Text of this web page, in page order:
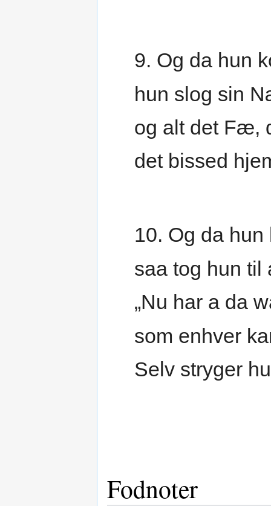
9. Og da hun
hun slog sin
og alt det Fæ,
det bissed
10. Og da
saa tog hun til
„Nu har a da
som enhver
Selv stryger
Fodnoter